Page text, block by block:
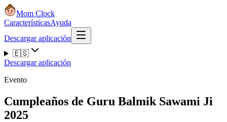
Mom Clock
CaracterísticasAyuda
Descargar aplicación
🇪🇸
Descargar aplicación
Evento
Cumpleaños de Guru Balmik Sawami Ji
2025